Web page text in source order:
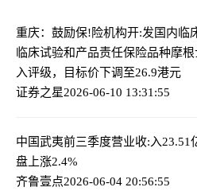
重庆：鼓励保!险机构开:发国内临
临床试验和产品责任保险品种摩
入评级，目标价下调至26.9港元
证券之星2026-06-10 13:31:55
中国武夷前三季度营业收:入23.51
盘上涨2.4%
齐鲁壹点2026-06-04 20:56:55